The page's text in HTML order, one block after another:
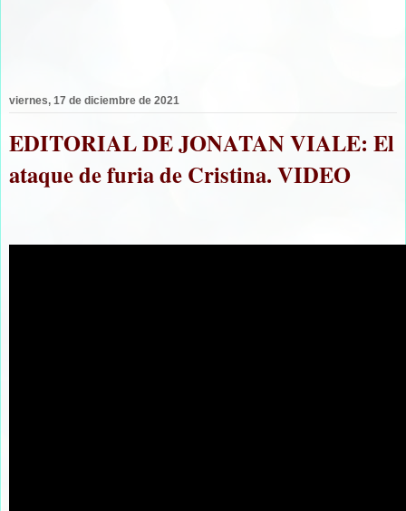
viernes, 17 de diciembre de 2021
EDITORIAL DE JONATAN VIALE: El
ataque de furia de Cristina. VIDEO